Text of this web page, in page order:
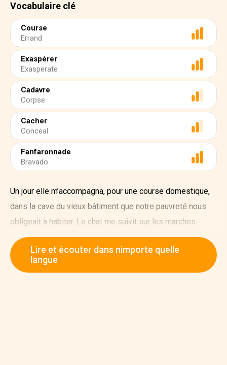
Vocabulaire clé
Course
Errand
Exaspérer
Exasperate
Cadavre
Corpse
Cacher
Conceal
Fanfaronnade
Bravado
Un jour elle m’accompagna, pour une course domestique,
dans la cave du vieux bâtiment que notre pauvreté nous
obligeait à habiter. Le chat me suivit sur les marches
raides et en me renversant presque, me rendit fou de
colère. Soulevant une hache, et oubliant, dans ma colère, la
peur puérile qui avait jusqu’ici retenu ma main, je portai un
Lire et écouter dans nimporte quelle
langue